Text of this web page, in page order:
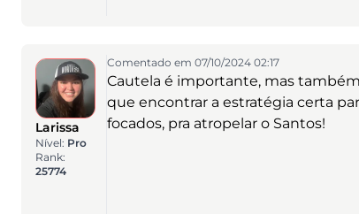
Larissa
Nível: Pro
Rank:
25774
Comentado em 07/10/2024 02:17
Cautela é importante, mas
que encontrar a estratégia certa
focados, pra atropelar o Santos!